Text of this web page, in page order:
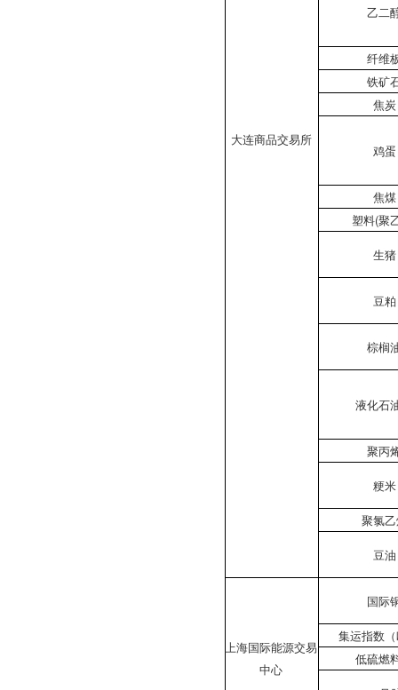
大连商品交易所
乙二
纤维
铁矿
焦炭
鸡蛋
焦煤
塑料(聚
生猪
豆粕
棕榈
液化石
聚丙
粳米
聚氯
豆油
上海国际能源交易
中心
国际
集运指数
低硫燃